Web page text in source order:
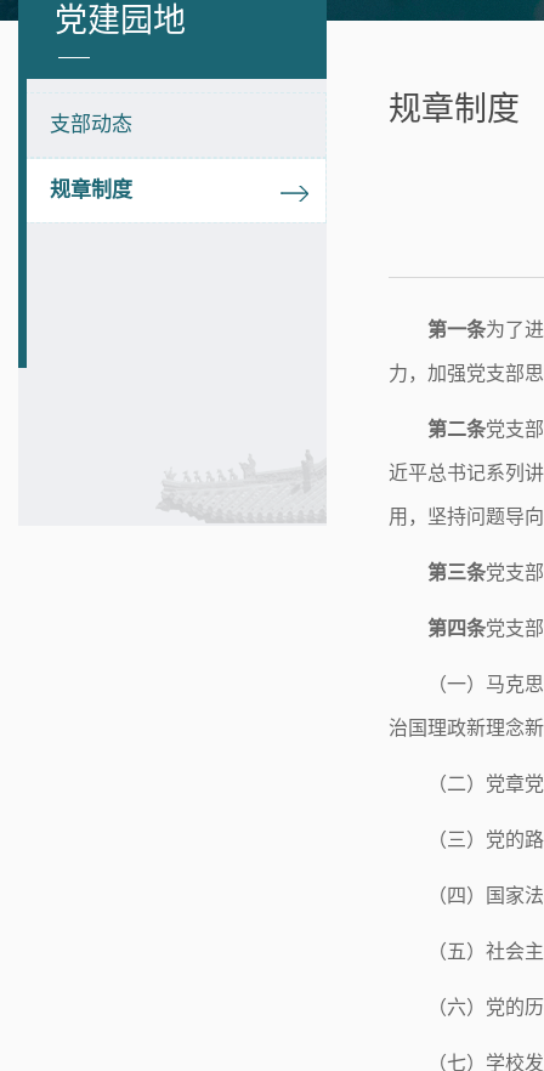
党建园地
支部动态
规章制度
规章制度
第一条为了
力，加强党支部
第二条党支
近平总书记系列
用，坚持问题导
第三条党支
第四条党支
（一）马克
治国理政新理念
（二）党章
（三）党的
（四）国家
（五）社会
（六）党的
（七）学校